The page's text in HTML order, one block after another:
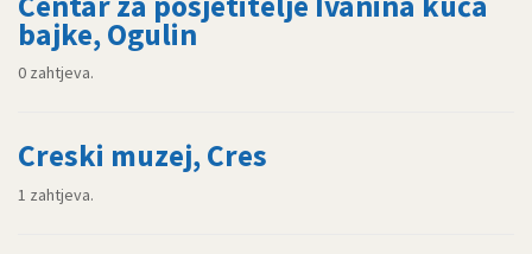
bajke, Ogulin
0 zahtjeva.
Creski muzej, Cres
1 zahtjeva.